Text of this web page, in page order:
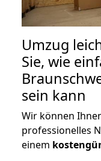
Umzug
Sie, wie
sein kann
Wir können
professionelles
einem